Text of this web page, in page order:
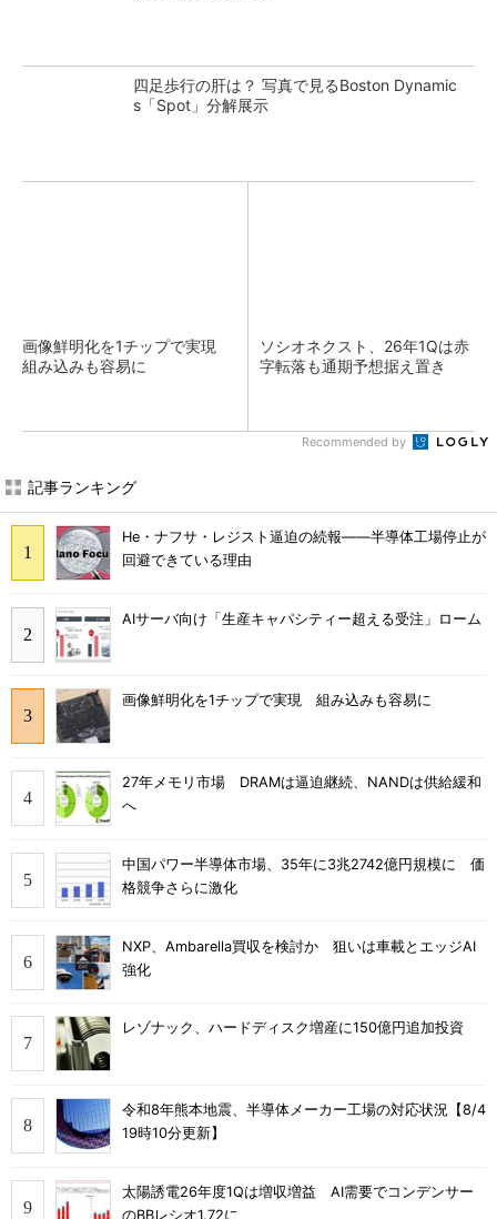
四足歩行の肝は？ 写真で見るBoston Dynamic
s「Spot」分解展示
画像鮮明化を1チップで実現
組み込みも容易に
ソシオネクスト、26年1Qは赤
字転落も通期予想据え置き
Recommended by
記事ランキング
He・ナフサ・レジスト逼迫の続報――半導体工場停止が
回避できている理由
AIサーバ向け「生産キャパシティー超える受注」ローム
画像鮮明化を1チップで実現 組み込みも容易に
27年メモリ市場 DRAMは逼迫継続、NANDは供給緩和
へ
中国パワー半導体市場、35年に3兆2742億円規模に 価
格競争さらに激化
NXP、Ambarella買収を検討か 狙いは車載とエッジAI
強化
レゾナック、ハードディスク増産に150億円追加投資
令和8年熊本地震、半導体メーカー工場の対応状況【8/4
19時10分更新】
太陽誘電26年度1Qは増収増益 AI需要でコンデンサー
のBBレシオ1.72に